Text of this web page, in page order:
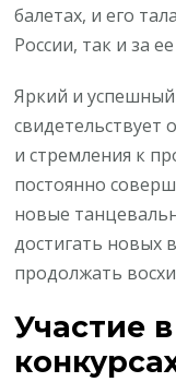
балетах, и его
России, так и за
Яркий и
свидетельствует
и стремления к
постоянно
новые
достигать новых
продолжать
Участие